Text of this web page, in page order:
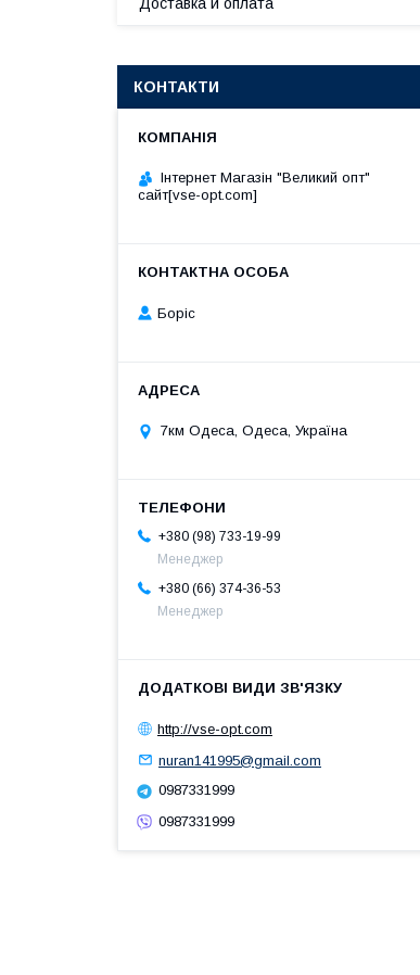
КОНТАКТИ
Інтернет Магазін "Великий опт"
сайт[vse-opt.com]
Борiс
7км Одеса, Одеса, Україна
+380 (98) 733-19-99
Менеджер
+380 (66) 374-36-53
Менеджер
http://vse-opt.com
nuran141995@gmail.com
0987331999
0987331999